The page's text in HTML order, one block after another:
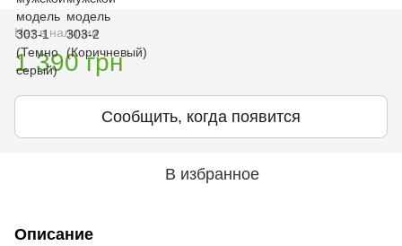
Нет в наличии
1 390 грн
Сообщить, когда появится
В избранное
Описание